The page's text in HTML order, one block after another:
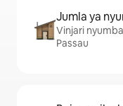
Jumla ya
Vinjari
Passau